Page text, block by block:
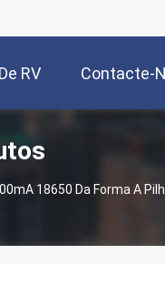
RV Contacte-
18650 Da Forma A